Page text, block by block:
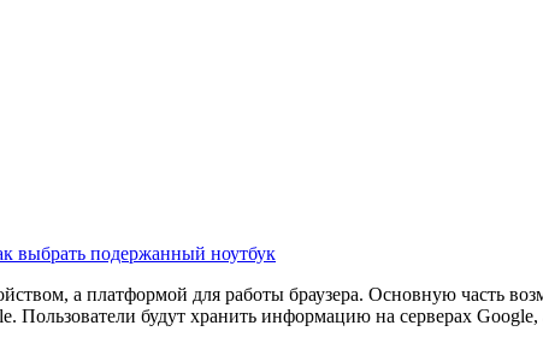
выбрать подержанный ноутбук
а платформой для работы браузера. Основную часть
Пользователи будут хранить информацию на серверах